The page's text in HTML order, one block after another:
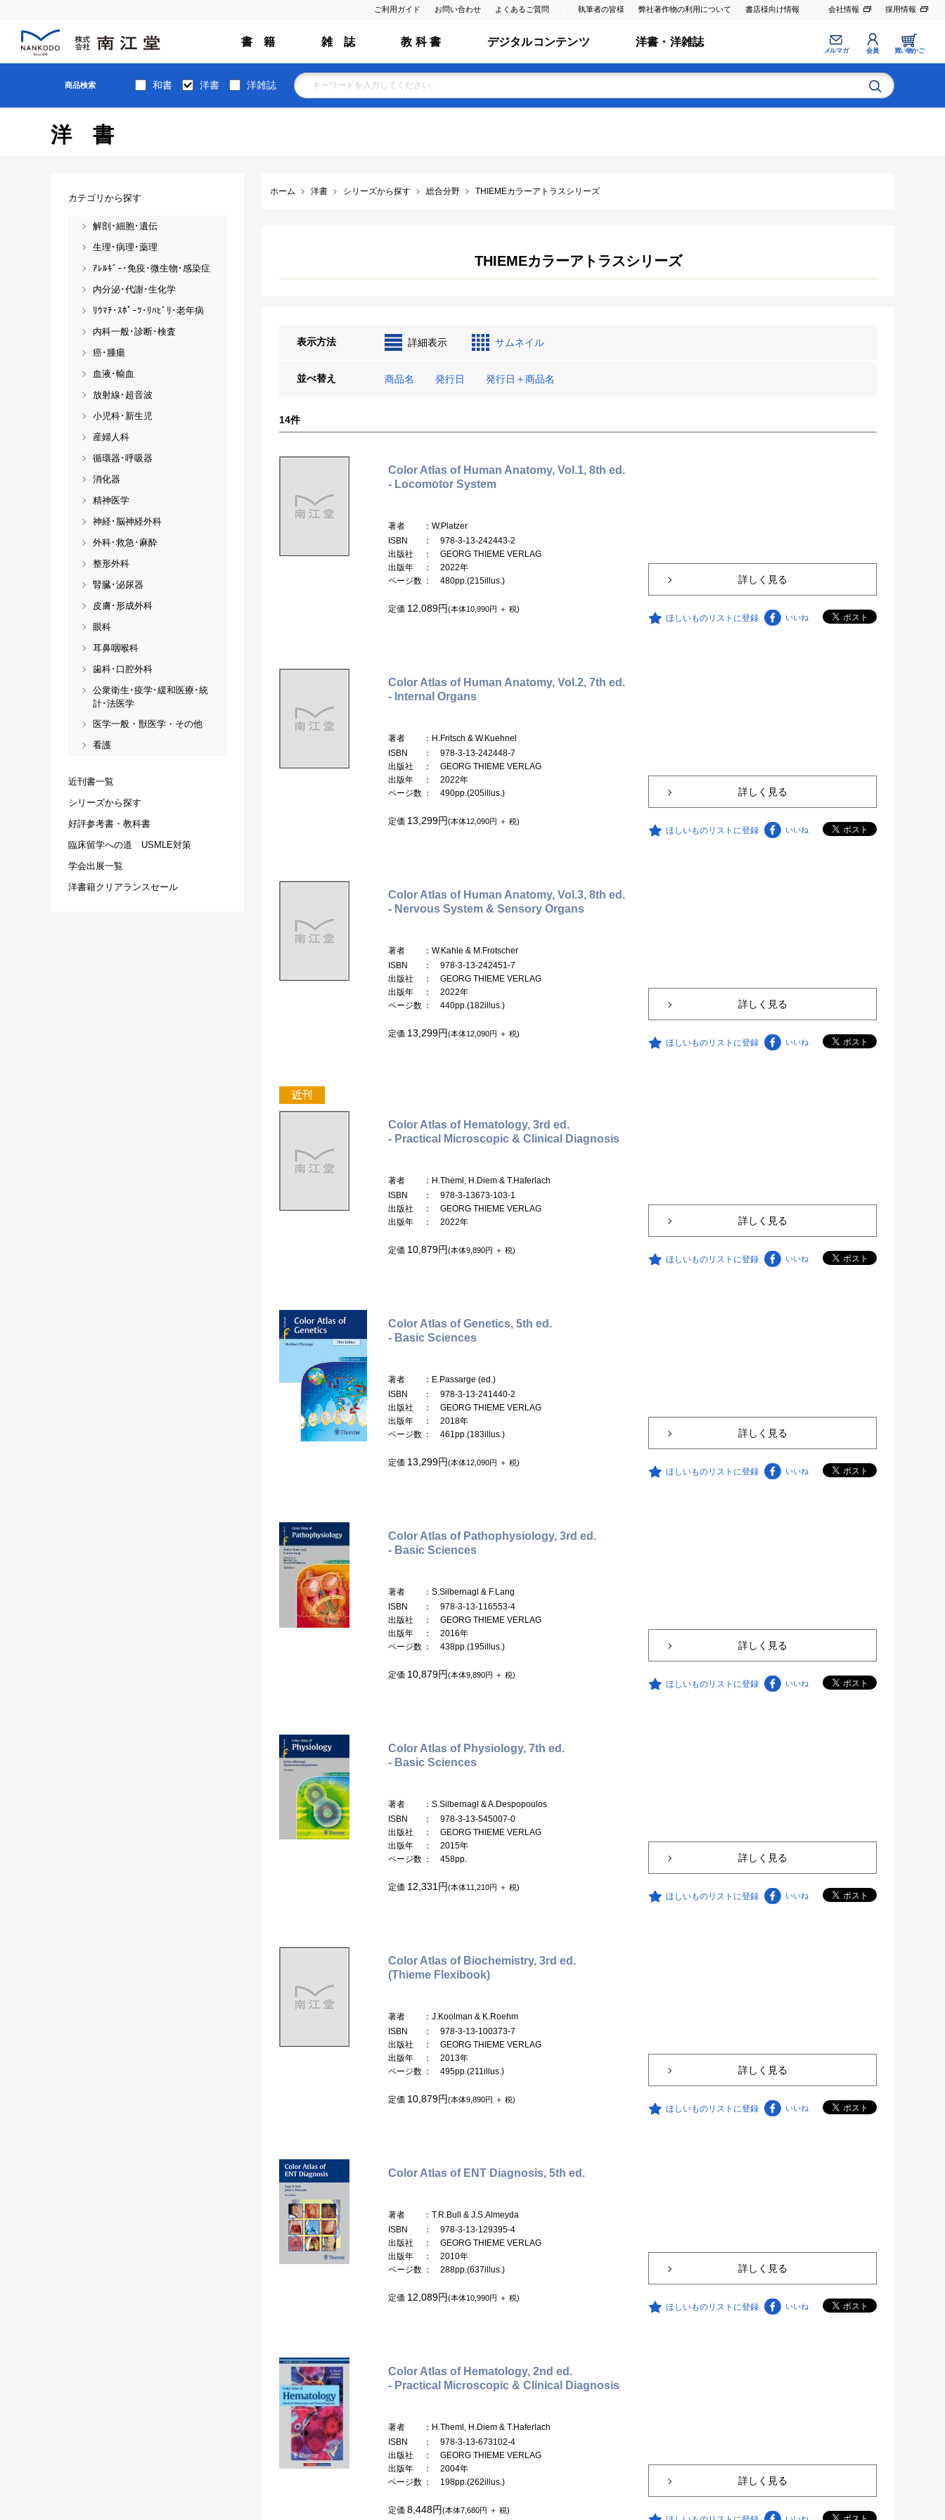
ご利用ガイド お問い合わせ よくあるご質問 執筆者の皆様 弊社著作物の利用について 書店様向け情報 会社情報 採用情報
書 籍 雑 誌 教 科 書 デジタルコンテンツ 洋書・洋雑誌
メルマガ 会員 買い物かご
商品検索 和書 洋書 洋雑誌
洋書
ホーム 洋書 シリーズから探す 総合分野 THIEMEカラーアトラスシリーズ
THIEMEカラーアトラスシリーズ
表示方法 詳細表示 サムネイル
並べ替え 商品名 発行日 発行日＋商品名
14件
Color Atlas of Human Anatomy, Vol.1, 8th ed.
- Locomotor System
著者
：W.Platzer
ISBN
： 978-3-13-242443-2
出版社
： GEORG THIEME VERLAG
出版年
： 2022年
ページ数 ： 480pp.(215illus.)
定価 12,089円(本体10,990円 ＋ 税)
詳しく見る
ほしいものリストに登録 いいね
Color Atlas of Human Anatomy, Vol.2, 7th ed.
- Internal Organs
著者
：H.Fritsch & W.Kuehnel
ISBN
： 978-3-13-242448-7
出版社
： GEORG THIEME VERLAG
出版年
： 2022年
ページ数 ： 490pp.(205illus.)
定価 13,299円(本体12,090円 ＋ 税)
詳しく見る
ほしいものリストに登録 いいね
Color Atlas of Human Anatomy, Vol.3, 8th ed.
- Nervous System & Sensory Organs
著者
：W.Kahle & M.Frotscher
ISBN
： 978-3-13-242451-7
出版社
： GEORG THIEME VERLAG
出版年
： 2022年
ページ数 ： 440pp.(182illus.)
定価 13,299円(本体12,090円 ＋ 税)
詳しく見る
ほしいものリストに登録 いいね
Color Atlas of Hematology, 3rd ed.
- Practical Microscopic & Clinical Diagnosis
著者
：H.Theml, H.Diem & T.Haferlach
ISBN
： 978-3-13673-103-1
出版社
： GEORG THIEME VERLAG
出版年
： 2022年
定価 10,879円(本体9,890円 ＋ 税)
詳しく見る
ほしいものリストに登録 いいね
Color Atlas of Genetics, 5th ed.
- Basic Sciences
著者
：E.Passarge (ed.)
ISBN
： 978-3-13-241440-2
出版社
： GEORG THIEME VERLAG
出版年
： 2018年
ページ数 ： 461pp.(183illus.)
定価 13,299円(本体12,090円 ＋ 税)
詳しく見る
ほしいものリストに登録 いいね
Color Atlas of Pathophysiology, 3rd ed.
- Basic Sciences
著者
：S.Silbernagl & F.Lang
ISBN
： 978-3-13-116553-4
出版社
： GEORG THIEME VERLAG
出版年
： 2016年
ページ数 ： 438pp.(195illus.)
定価 10,879円(本体9,890円 ＋ 税)
詳しく見る
ほしいものリストに登録 いいね
Color Atlas of Physiology, 7th ed.
- Basic Sciences
著者
：S.Silbernagl & A.Despopoulos
ISBN
： 978-3-13-545007-0
出版社
： GEORG THIEME VERLAG
出版年
： 2015年
ページ数 ： 458pp.
定価 12,331円(本体11,210円 ＋ 税)
詳しく見る
ほしいものリストに登録 いいね
Color Atlas of Biochemistry, 3rd ed.
(Thieme Flexibook)
著者
：J.Koolman & K.Roehm
ISBN
： 978-3-13-100373-7
出版社
： GEORG THIEME VERLAG
出版年
： 2013年
ページ数 ： 495pp.(211illus.)
定価 10,879円(本体9,890円 ＋ 税)
詳しく見る
ほしいものリストに登録 いいね
Color Atlas of ENT Diagnosis, 5th ed.
著者
：T.R.Bull & J.S.Almeyda
ISBN
： 978-3-13-129395-4
出版社
： GEORG THIEME VERLAG
出版年
： 2010年
ページ数 ： 288pp.(637illus.)
定価 12,089円(本体10,990円 ＋ 税)
詳しく見る
ほしいものリストに登録 いいね
Color Atlas of Hematology, 2nd ed.
- Practical Microscopic & Clinical Diagnosis
著者
：H.Theml, H.Diem & T.Haferlach
ISBN
： 978-3-13-673102-4
出版社
： GEORG THIEME VERLAG
出版年
： 2004年
ページ数 ： 198pp.(262illus.)
定価 8,448円(本体7,680円 ＋ 税)
詳しく見る
カテゴリから探す
解剖･細胞･遺伝
生理･病理･薬理
ｱﾚﾙｷﾞｰ･免疫･微生物･感染症
内分泌･代謝･生化学
ﾘｳﾏﾁ･ｽﾎﾟｰﾂ･ﾘﾊﾋﾞﾘ･老年病
内科一般･診断･検査
癌･腫瘍
血液･輸血
放射線･超音波
小児科･新生児
産婦人科
循環器･呼吸器
消化器
精神医学
神経･脳神経外科
外科･救急･麻酔
整形外科
腎臓･泌尿器
皮膚･形成外科
眼科
耳鼻咽喉科
歯科･口腔外科
公衆衛生･疫学･緩和医療･統
計･法医学
医学一般・獣医学・その他
看護
近刊書一覧
シリーズから探す
好評参考書・教科書
臨床留学への道 USMLE対策
学会出展一覧
洋書籍クリアランスセール